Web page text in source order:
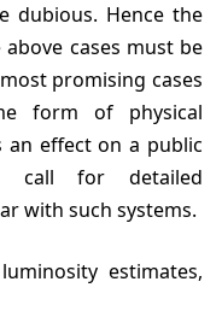
dubious. Hence the
cases must be
promising cases
form of physical
an effect on a public
call for detailed
with such systems.